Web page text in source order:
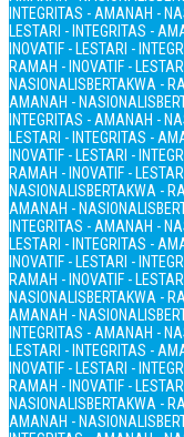
INTEGRITAS - AMANAH -
LESTARI - INTEGRITAS -
INOVATIF - LESTARI -
RAMAH - INOVATIF -
NASIONALISBERTAKWA -
AMANAH - NASIONALIS
INTEGRITAS - AMANAH -
LESTARI - INTEGRITAS -
INOVATIF - LESTARI -
RAMAH - INOVATIF -
NASIONALISBERTAKWA -
AMANAH - NASIONALIS
INTEGRITAS - AMANAH -
LESTARI - INTEGRITAS -
INOVATIF - LESTARI -
RAMAH - INOVATIF -
NASIONALISBERTAKWA -
AMANAH - NASIONALIS
INTEGRITAS - AMANAH -
LESTARI - INTEGRITAS -
INOVATIF - LESTARI -
RAMAH - INOVATIF -
NASIONALISBERTAKWA -
AMANAH - NASIONALIS